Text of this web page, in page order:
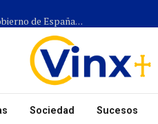
Más de 1.300 efectivos participarán en el dispositivo coordinado entre el Gobierno de España, el Principado de Asturias y los ayuntamientos para el eclipse del 12 de agosto
Sociedad Sucesos